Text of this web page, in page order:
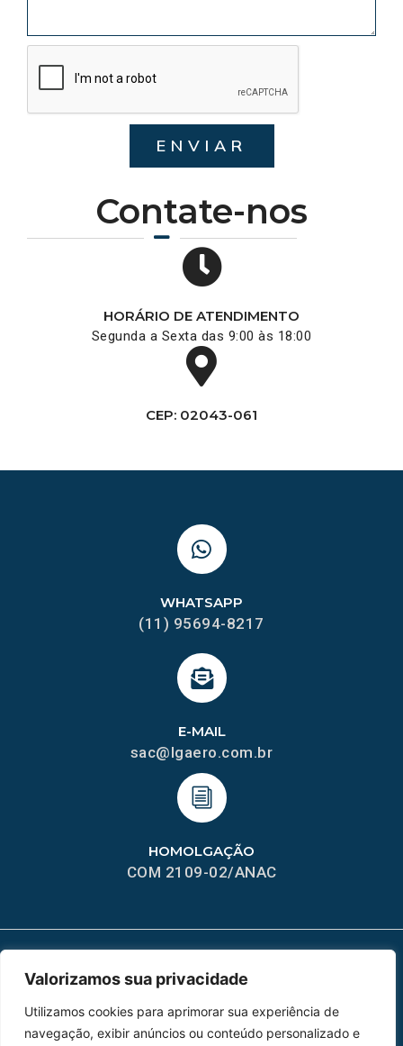
Valorizamos sua privacidade
Utilizamos cookies para aprimorar sua experiência de
navegação, exibir anúncios ou conteúdo personalizado e
Contate-nos
HORÁRIO DE ATENDIMENTO
Segunda a Sexta das 9:00 às 18:00
CEP: 02043-061
ENVIAR
HOMOLGAÇÃO
COM 2109-02/ANAC
E-MAIL
sac@lgaero.com.br
WHATSAPP
(11) 95694-8217
MAPA DO SITE
Home Sobre Nós